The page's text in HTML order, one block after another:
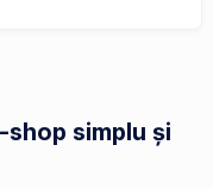
simplu și